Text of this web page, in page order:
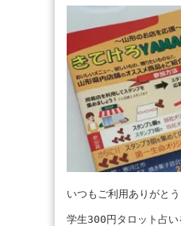
いつもご利用ありがとう
学生300円タロット占